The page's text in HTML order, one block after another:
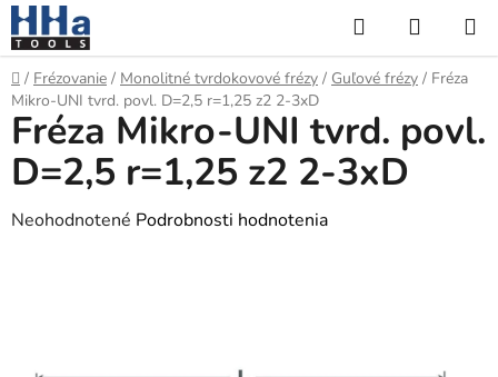
Prejsť
na
obsah
Hľadať
KOŠÍK
Domov
/ Frézovanie / Monolitné tvrdokovové frézy / Guľové frézy / Fréza
Mikro-UNI tvrd. povl. D=2,5 r=1,25 z2 2-3xD
Fréza Mikro-UNI tvrd. povl.
D=2,5 r=1,25 z2 2-3xD
Priemerné
Neohodnotené Podrobnosti hodnotenia